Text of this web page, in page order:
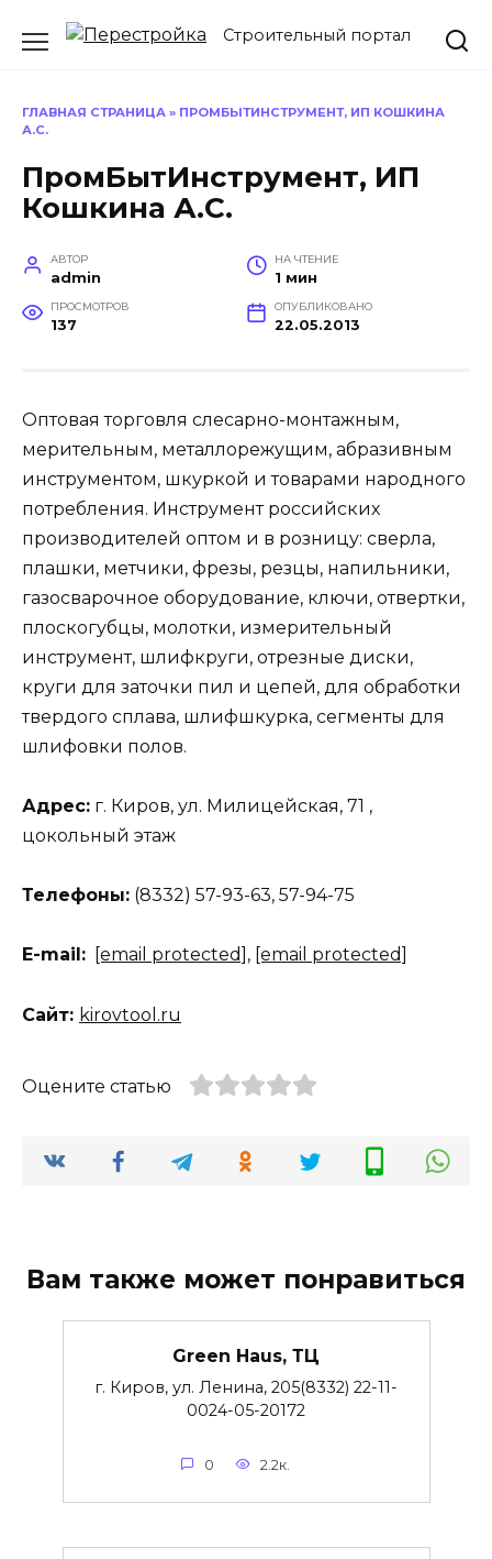
Строительный портал
ГЛАВНАЯ СТРАНИЦА » ПРОМБЫТИНСТРУМЕНТ, ИП КОШКИНА
А.С.
ПромБытИнструмент, ИП
Кошкина А.С.
АВТОР
admin
НА ЧТЕНИЕ
1 мин
ПРОСМОТРОВ
137
ОПУБЛИКОВАНО
22.05.2013
Оптовая торговля слесарно-монтажным,
мерительным, металлорежущим, абразивным
инструментом, шкуркой и товарами народного
потребления. Инструмент российских
производителей оптом и в розницу: сверла,
плашки, метчики, фрезы, резцы, напильники,
газосварочное оборудование, ключи, отвертки,
плоскогубцы, молотки, измерительный
инструмент, шлифкруги, отрезные диски,
круги для заточки пил и цепей, для обработки
твердого сплава, шлифшкурка, сегменты для
шлифовки полов.
Адрес: г. Киров, ул. Милицейская, 71 ,
цокольный этаж
Телефоны: (8332) 57-93-63, 57-94-75
Е-mail: [email protected] , [email protected]
Сайт: kirovtool.ru
Оцените статью
Вам также может понравиться
Green Haus, ТЦ
г. Киров, ул. Ленина, 205(8332) 22-11-
0024-05-20172
0 2.2к.